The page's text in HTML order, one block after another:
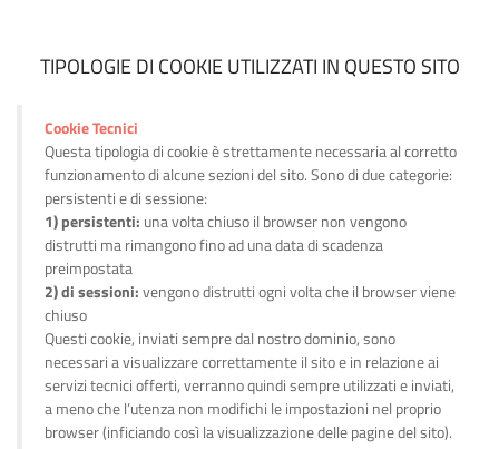
TIPOLOGIE DI COOKIE UTILIZZATI IN QUESTO SITO
Cookie Tecnici
Questa tipologia di cookie è strettamente necessaria al corretto
funzionamento di alcune sezioni del sito. Sono di due categorie:
persistenti e di sessione:
1) persistenti: una volta chiuso il browser non vengono
distrutti ma rimangono fino ad una data di scadenza
preimpostata
2) di sessioni:vengono distrutti ogni volta che il browser viene
chiuso
Questi cookie, inviati sempre dal nostro dominio, sono
necessari a visualizzare correttamente il sito e in relazione ai
servizi tecnici offerti, verranno quindi sempre utilizzati e inviati,
a meno che l’utenza non modifichi le impostazioni nel proprio
browser (inficiando così la visualizzazione delle pagine del sito).